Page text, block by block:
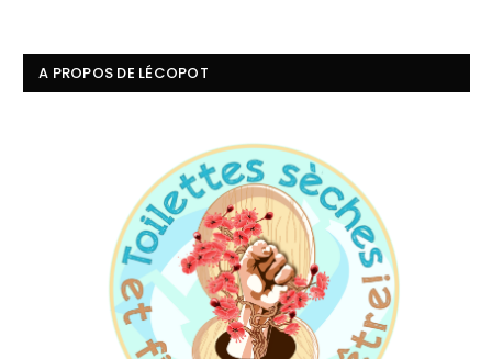
A PROPOS DE LÉCOPOT